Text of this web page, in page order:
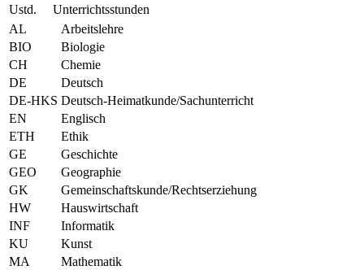
Ustd.
Unterrichtsstunden
AL
Arbeitslehre
BIO
Biologie
CH
Chemie
DE
Deutsch
DE-HKS Deutsch-Heimatkunde/Sachunterricht
EN
Englisch
ETH
Ethik
GE
Geschichte
GEO
Geographie
GK
Gemeinschaftskunde/Rechtserziehung
HW
Hauswirtschaft
INF
Informatik
KU
Kunst
MA
Mathematik